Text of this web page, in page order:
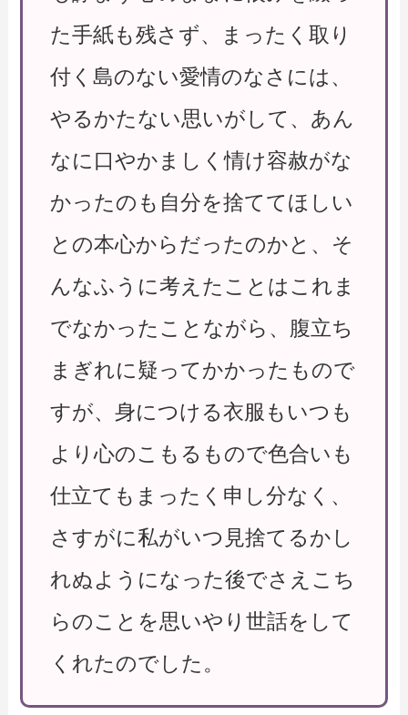
た手紙も残さず、まったく取り
付く島のない愛情のなさには、
やるかたない思いがして、あん
なに口やかましく情け容赦がな
かったのも自分を捨ててほしい
との本心からだったのかと、そ
んなふうに考えたことはこれま
でなかったことながら、腹立ち
まぎれに疑ってかかったもので
すが、身につける衣服もいつも
より心のこもるもので色合いも
仕立てもまったく申し分なく、
さすがに私がいつ見捨てるかし
れぬようになった後でさえこち
らのことを思いやり世話をして
くれたのでした。